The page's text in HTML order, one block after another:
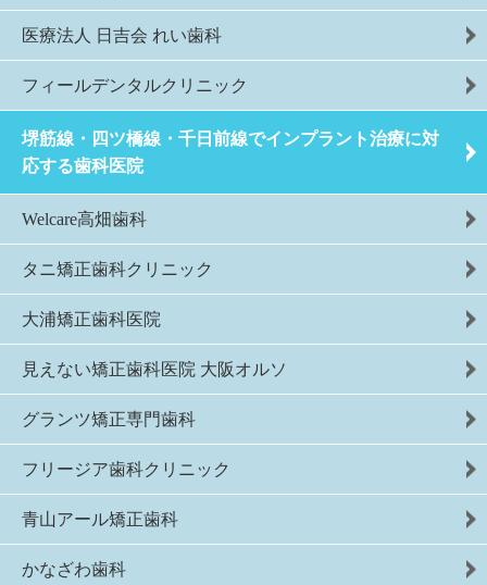
医療法人 日吉会 れい歯科
フィールデンタルクリニック
堺筋線・四ツ橋線・千日前線でインプラント治療に対
応する歯科医院
Welcare高畑歯科
タニ矯正歯科クリニック
大浦矯正歯科医院
見えない矯正歯科医院 大阪オルソ
グランツ矯正専門歯科
フリージア歯科クリニック
青山アール矯正歯科
かなざわ歯科